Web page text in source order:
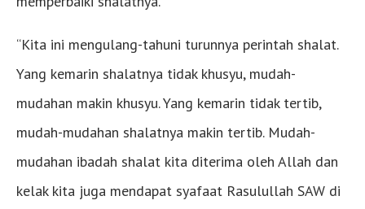
“Kita ini mengulang-tahuni turunnya perintah shalat.
Yang kemarin shalatnya tidak khusyu, mudah-
mudahan makin khusyu. Yang kemarin tidak tertib,
mudah-mudahan shalatnya makin tertib. Mudah-
mudahan ibadah shalat kita diterima oleh Allah dan
kelak kita juga mendapat syafaat Rasulullah SAW di